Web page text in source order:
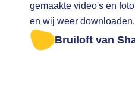
gemaakte video's en
en wij weer downloaden. Zeker een
aanrader Ik was te laat
er af te halen. Ik ben
Bruiloft van